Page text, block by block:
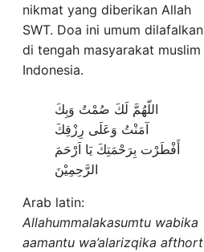
nikmat yang diberikan Allah
SWT. Doa ini umum dilafalkan
di tengah masyarakat muslim
Indonesia.
اللّهُمَّ لَكَ صُمْتُ وَبِكَ
آمَنْتُ وَعَلَى رِزْقِكَ
أَفْطَرْت بِرَحْمَتِكَ يَا اَرْحَمَ
الرَّحِمِيْنَ
Arab latin:
Allahummalakasumtu wabika
aamantu wa’alarizqika